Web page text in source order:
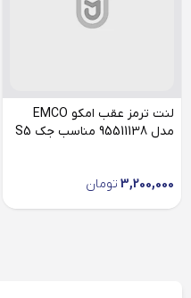
لنت ترمز عقب امکو EMCO
مدل 95511138 مناسب جک S5
3,200,000 تومان